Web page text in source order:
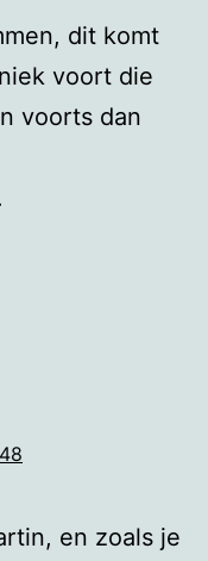
dit komt
voort die
voorts dan
en zoals je